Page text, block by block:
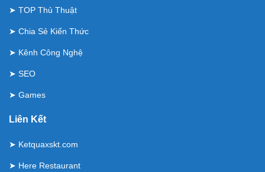
➤ TOP Thủ Thuật
➤ Chia Sẻ Kiến Thức
➤ Kênh Công Nghệ
➤ SEO
➤ Games
Liên Kết
➤ Ketquaxskt.com
➤ Here Restaurant